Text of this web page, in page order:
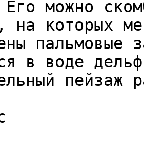
можно
на которых
пальмовые
в воде
пейзаж